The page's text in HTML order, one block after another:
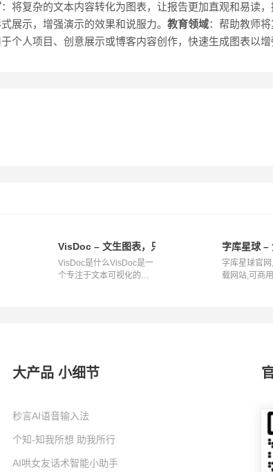
：将复杂的文本内容转化为图表，让报告更加直观和易读，
展示，增强演示的效果和说服力。 教育领域：帮助教师
个人项目、创意展示或博客内容创作，快速生成图表以增
造可视化数据图表VisDoc – 文生图表，只需一秒
VisDoc是什么VisDoc是一
个专注于文本可视化的在
字库星球 –
字库星球官
载网站,可商
大产品 小细节
秒言AI语音输入法
个知-知我所想 助我所行
AI哄女友话术智能小助手